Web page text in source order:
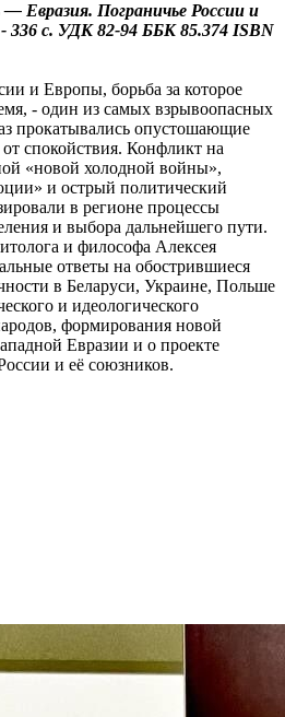
Евразия. Пограничье России и
336 с. УДК 82-94 ББК 85.374 ISBN
и Европы, борьба за которое
- один из самых взрывоопасных
прокатывались опустошающие
спокойствия. Конфликт на
«новой холодной войны»,
и острый политический
в регионе процессы
и выбора дальнейшего пути.
и философа Алексея
ответы на обострившиеся
в Беларуси, Украине, Польше
и идеологического
формирования новой
Евразии и о проекте
и её союзников.